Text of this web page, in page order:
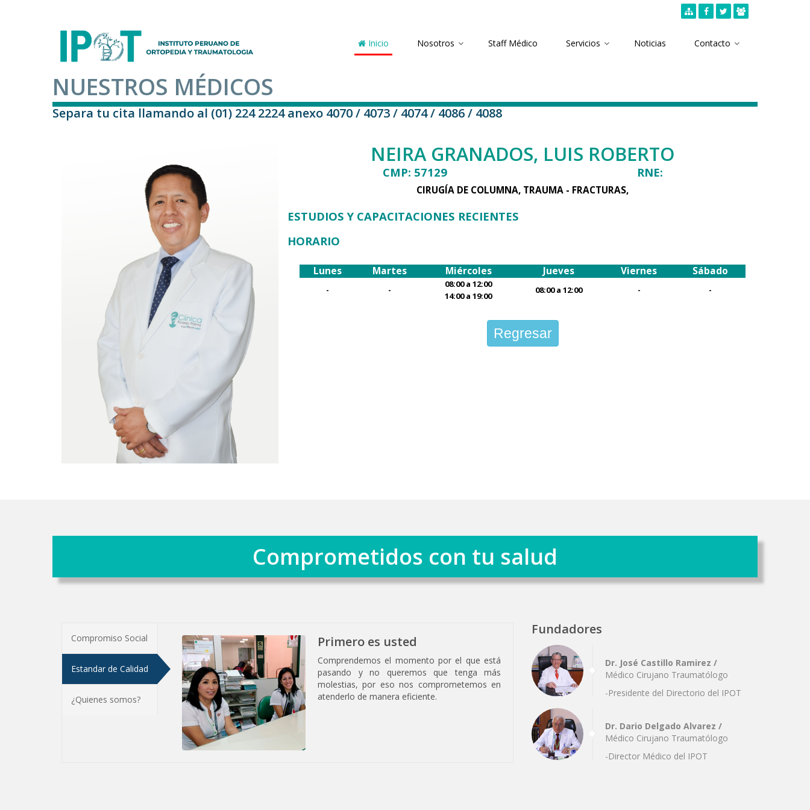
Inicio Nosotros Staff Médico Servicios Noticias Contacto
NUESTROS MÉDICOS
Separa tu cita llamando al (01) 224 2224 anexo 4070 / 4073 / 4074 / 4086 / 4088
NEIRA GRANADOS, LUIS ROBERTO
CMP: 57129 RNE:
CIRUGÍA DE COLUMNA, TRAUMA - FRACTURAS,
ESTUDIOS Y CAPACITACIONES RECIENTES
HORARIO
Lunes Martes Miércoles Jueves Viernes Sábado
- -
08:00 a 12:00
14:00 a 19:00
08:00 a 12:00 - -
Regresar
Comprometidos con tu salud
Compromiso Social
Estandar de Calidad
¿Quienes somos?
Primero es usted
Comprendemos el momento por el que está
pasando y no queremos que tenga más
molestias, por eso nos comprometemos en
atenderlo de manera eficiente.
Fundadores
Dr. José Castillo Ramirez /
Médico Cirujano Traumatólogo
-Presidente del Directorio del IPOT
Dr. Dario Delgado Alvarez /
Médico Cirujano Traumatólogo
-Director Médico del IPOT